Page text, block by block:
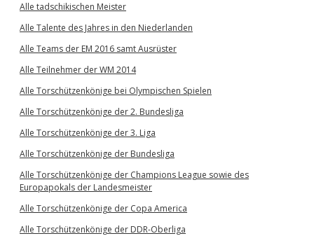
Alle tadschikischen Meister
Alle Talente des Jahres in den Niederlanden
Alle Teams der EM 2016 samt Ausrüster
Alle Teilnehmer der WM 2014
Alle Torschützenkönige bei Olympischen Spielen
Alle Torschützenkönige der 2. Bundesliga
Alle Torschützenkönige der 3. Liga
Alle Torschützenkönige der Bundesliga
Alle Torschützenkönige der Champions League sowie des
Europapokals der Landesmeister
Alle Torschützenkönige der Copa America
Alle Torschützenkönige der DDR-Oberliga